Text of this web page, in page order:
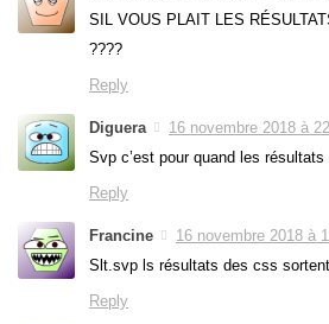
SIL VOUS PLAIT LES
????
Reply
Diguera
16 novembre 2018 à
Svp c’est pour quand les
Reply
Francine
16 novembre 2018 à
Slt.svp ls résultats des css
Reply